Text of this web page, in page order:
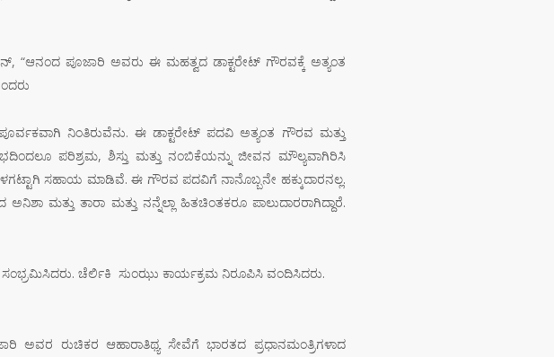
ಪೂಜಾರಿ ಅವರು ಈ ಮಹತ್ವದ ಡಾಕ್ಟರೇಟ್ ಗೌರವಕ್ಕೆ ಅತ್ಯಂತ
ನಿಂತಿರುವೆನು. ಈ ಡಾಕ್ಟರೇಟ್ ಪದವಿ ಅತ್ಯಂತ ಗೌರವ ಮತ್ತು
ಪರಿಶ್ರಮ, ಶಿಸ್ತು ಮತ್ತು ನಂಬಿಕೆಯನ್ನು ಜೀವನ ಮೌಲ್ಯವಾಗಿರಿಸಿ
ಸಹಾಯ ಮಾಡಿವೆ. ಈ ಗೌರವ ಪದವಿಗೆ ನಾನೊಬ್ಬನೇ ಹಕ್ಕುದಾರನಲ್ಲ.
ಮತ್ತು ತಾರಾ ಮತ್ತು ನನ್ನೆಲ್ಲಾ ಹಿತಚಿಂತಕರೂ ಪಾಲುದಾರರಾಗಿದ್ದಾರೆ.
ಸಂಭ್ರಮಿಸಿದರು. ಚೆರ್ಲಿಕಿ ಸುಂಝು ಕಾರ್ಯಕ್ರಮ ನಿರೂಪಿಸಿ ವಂದಿಸಿದರು.
ಅವರ ರುಚಿಕರ ಆಹಾರಾತಿಥ್ಯ ಸೇವೆಗೆ ಭಾರತದ ಪ್ರಧಾನಮಂತ್ರಿಗಳಾದ